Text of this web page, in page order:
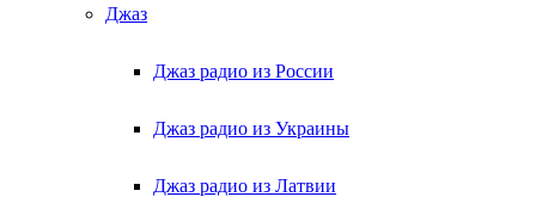
Джаз
Джаз радио из России
Джаз радио из Украины
Джаз радио из Латвии